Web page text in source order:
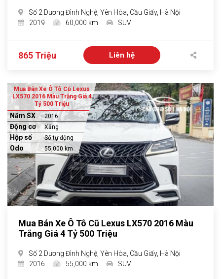
Số 2 Dương Đình Nghệ, Yên Hòa, Cầu Giấy, Hà Nội
2019
60,000 km SUV
865 Triệu Liên hệ
Mua Bán Xe Ô Tô Cũ Lexus
LX570 2016 Màu Trắng Giá 4
Tỷ 500 Triệu
Năm SX 2016
Động cơ Xăng
Hộp số Số tự động
Odo 55,000 km
Mua Bán Xe Ô Tô Cũ Lexus LX570 2016 Màu
Trắng Giá 4 Tỷ 500 Triệu
Số 2 Dương Đình Nghệ, Yên Hòa, Cầu Giấy, Hà Nội
2016
55,000 km SUV